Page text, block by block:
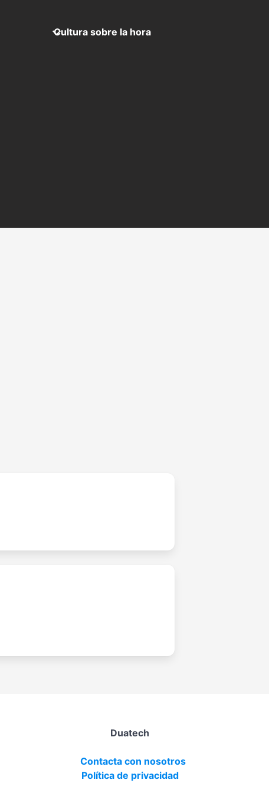
Cultura sobre la hora
Duatech
Contacta con nosotros
Política de privacidad